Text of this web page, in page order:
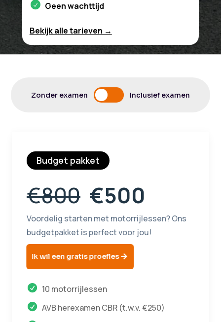
Geen wachttijd
Bekijk alle tarieven →
Zonder examen Inclusief examen
Budget pakket
€800 €500
Voordelig starten met motorrijlessen? Ons
budgetpakket is perfect voor jou!
Ik wil een gratis proefles
10 motorrijlessen
AVB herexamen CBR (t.w.v. €250)